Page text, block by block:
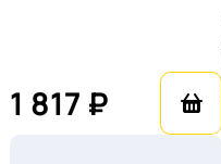
1 817 ₽